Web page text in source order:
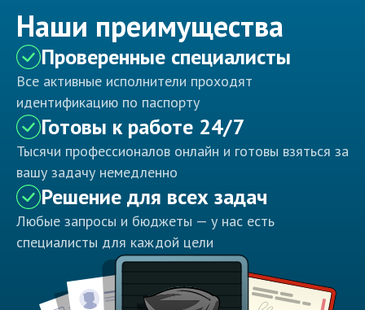
Наши преимущества
Проверенные специалисты
Все активные исполнители проходят
идентификацию по паспорту
Готовы к работе 24/7
Тысячи профессионалов онлайн и готовы взяться за
вашу задачу немедленно
Решение для всех задач
Любые запросы и бюджеты — у нас есть
специалисты для каждой цели